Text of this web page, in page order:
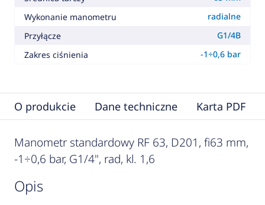
Wykonanie manometru
radialne
Przyłącze
G1/4B
Zakres ciśnienia
-1÷0,6 bar
O produkcie Dane techniczne Karta PDF
Manometr standardowy RF 63, D201, fi63 mm,
-1÷0,6 bar, G1/4", rad, kl. 1,6
opis